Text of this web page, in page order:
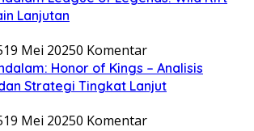
Lanjutan
19 Mei 20250 Komentar
Honor of Kings – Analisis
Strategi Tingkat Lanjut
19 Mei 20250 Komentar